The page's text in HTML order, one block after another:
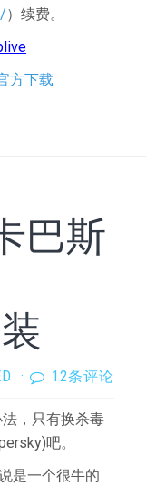
）续费。
方下载
巴斯
· 12条评论
，只有换杀毒
吧。
是一个很牛的